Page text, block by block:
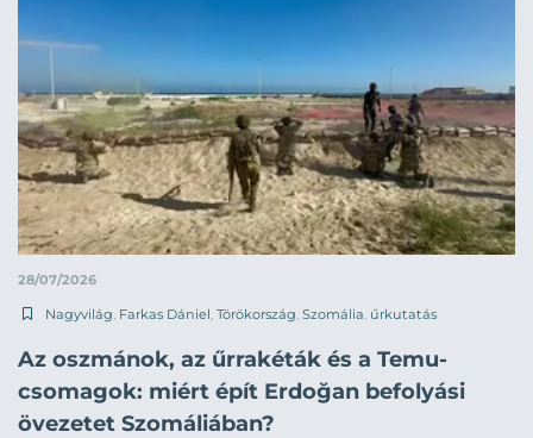
28/07/2026
Nagyvilág Farkas Dániel Törökország Szomália űrkutatás
Az oszmánok, az űrrakéták és a Temu-
csomagok: miért épít Erdoğan befolyási
övezetet Szomáliában?